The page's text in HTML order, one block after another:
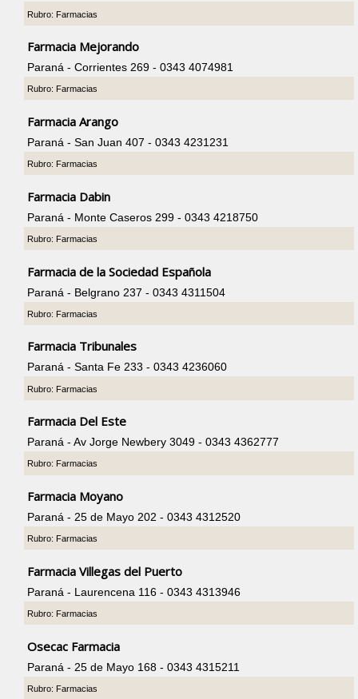
Rubro: Farmacias
Farmacia Mejorando
Paraná - Corrientes 269 - 0343 4074981
Rubro: Farmacias
Farmacia Arango
Paraná - San Juan 407 - 0343 4231231
Rubro: Farmacias
Farmacia Dabin
Paraná - Monte Caseros 299 - 0343 4218750
Rubro: Farmacias
Farmacia de la Sociedad Española
Paraná - Belgrano 237 - 0343 4311504
Rubro: Farmacias
Farmacia Tribunales
Paraná - Santa Fe 233 - 0343 4236060
Rubro: Farmacias
Farmacia Del Este
Paraná - Av Jorge Newbery 3049 - 0343 4362777
Rubro: Farmacias
Farmacia Moyano
Paraná - 25 de Mayo 202 - 0343 4312520
Rubro: Farmacias
Farmacia Villegas del Puerto
Paraná - Laurencena 116 - 0343 4313946
Rubro: Farmacias
Osecac Farmacia
Paraná - 25 de Mayo 168 - 0343 4315211
Rubro: Farmacias